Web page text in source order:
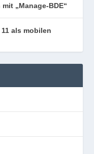
„Manage-BDE“
als mobilen